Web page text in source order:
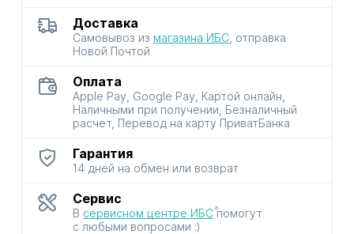
Доставка
Самовывоз из магазина ИБС , отправка
Новой Почтой
Оплата
Apple Pay, Google Pay, Картой онлайн,
Наличными при получении, Безналичный
расчет, Перевод на карту ПриватБанка
Гарантия
14 дней на обмен или возврат
Сервис
В сервисном центре ИБСпомогут
с любыми вопросами :)